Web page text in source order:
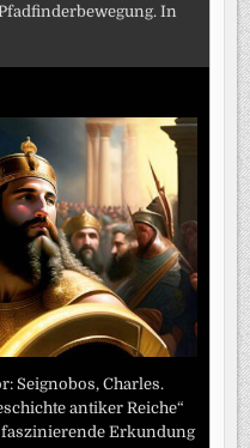
In
Seignobos, Charles.
antiker Reiche“
Erkundung